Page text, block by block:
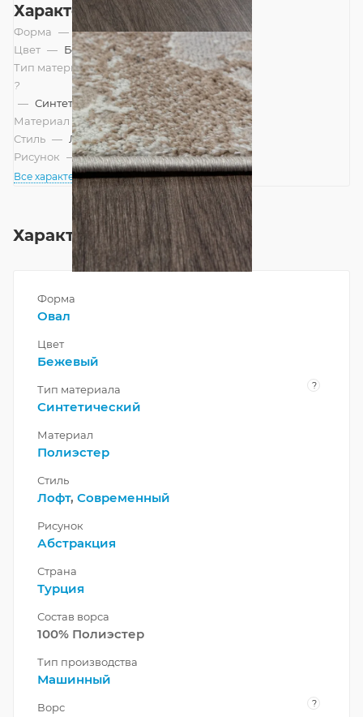
Характеристики
Форма — Овал
Цвет — Бежевый
Тип материала
?
— Синтетический
Материал — Полиэстер
Стиль — Лофт, Современный
Рисунок — Абстракция
Все характеристики
Характеристики
Форма
Овал
Цвет
Бежевый
Тип материала ?
Синтетический
Материал
Полиэстер
Стиль
Лофт, Современный
Рисунок
Абстракция
Страна
Турция
Состав ворса
100% Полиэстер
Тип производства
Машинный
Ворс ?